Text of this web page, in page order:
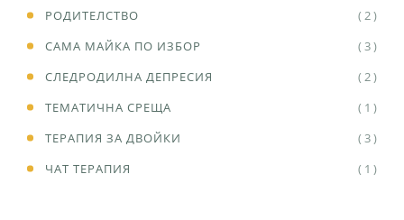
РОДИТЕЛСТВО
( 2 )
САМА МАЙКА ПО ИЗБОР
( 3 )
СЛЕДРОДИЛНА ДЕПРЕСИЯ
( 2 )
ТЕМАТИЧНА СРЕЩА
( 1 )
ТЕРАПИЯ ЗА ДВОЙКИ
( 3 )
ЧАТ ТЕРАПИЯ
( 1 )